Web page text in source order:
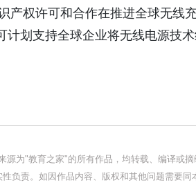
产权许可和合作在推进全球无线
计划支持全球企业将无线电源技
源为"教育之家"的所有作品，均转载、编译或
负责。如因作品内容、版权和其他问题需要